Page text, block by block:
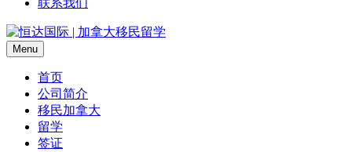
联系我们
Menu
首页
公司简介
移民加拿大
留学
签证